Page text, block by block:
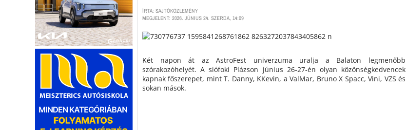
ÍRTA: SAJTÓKÖZLEMÉNY
MEGJELENT: 2026. JÚNIUS 24. SZERDA, 14:09
Két napon át az AstroFest univerzuma uralja a Balaton legmenőbb
szórakozóhelyét. A siófoki Plázson június 26-27-én olyan közönségkedvencek
kapnak főszerepet, mint T. Danny, KKevin, a ValMar, Bruno X Spacc, Vini, VZS és
sokan mások.